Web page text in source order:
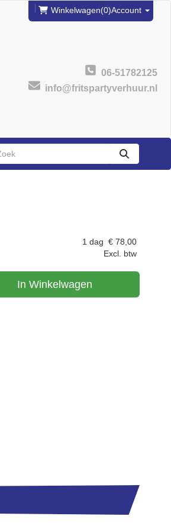
Winkelwagen(0)Account
06-51782125
info@fritspartyverhuur.nl
zoeken
1 dag € 78,00
Excl. btw
In Winkelwagen